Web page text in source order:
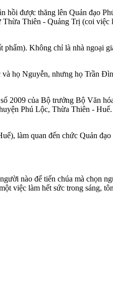
hồi được thăng lên Quản đạo
Thiên - Quảng Trị (coi việc
Không chỉ là nhà ngoại
họ Nguyễn, nhưng họ Trần
2009 của Bộ trưởng Bộ Văn
Phú Lộc, Thừa Thiên -
làm quan đến chức Quản
nào để tiến chúa mà chọn
việc làm hết sức trong sáng,